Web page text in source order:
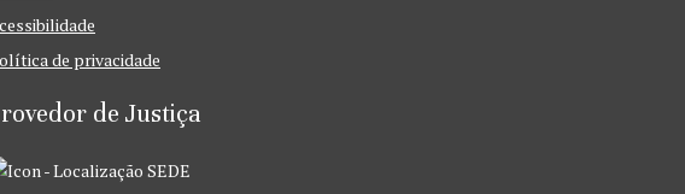
de privacidade
de Justiça
SEDE